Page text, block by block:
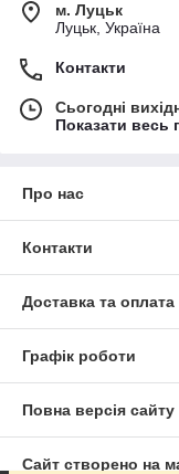
м. Луцьк
Луцьк, Україна
Контакти
Сьогодні
Показати весь
Про нас
Контакти
Доставка та оплата
Графік роботи
Повна версія сайту
Сайт створено на